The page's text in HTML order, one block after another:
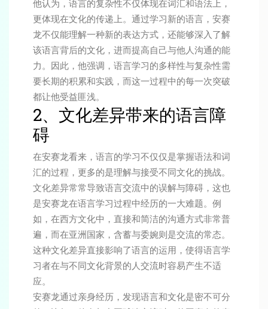
他认为，语言的复杂性不仅体现在词汇和语法上，
更体现在文化的传递上。通过学习新的语言，安赛
龙不仅能理解一种新的表达方式，还能够深入了解
该语言背后的文化，进而提高自己与他人沟通的能
力。因此，他强调，语言学习的多样性与复杂性需
要长期的积累和实践，而这一过程中的每一次突破
都让他受益匪浅。
2、文化差异带来的语言障
碍
在安赛龙看来，语言的学习不仅仅是掌握语法和词
汇的过程，更多的是理解与接受不同文化的挑战。
文化差异常常导致语言交流中的误解与障碍，这也
是安赛龙在语言学习过程中经历的一大难题。例
如，在西方文化中，直接和简洁的沟通方式非常普
遍，而在亚洲国家，含蓄与委婉则是交流的常态。
这种文化差异直接影响了语言的运用，使得语言学
习者在与不同文化背景的人交流时容易产生不适
应。
安赛龙通过亲身经历，发现语言和文化是密不可分